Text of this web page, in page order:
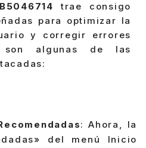
trae consigo
para optimizar la
y corregir errores
son algunas de las
: Ahora, la
del menú Inicio